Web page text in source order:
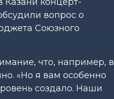
вопрос о
Союзного
что, например, в
«Но я вам особенно
создало. Наши